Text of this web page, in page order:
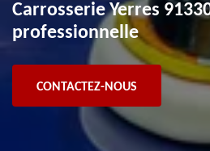
Carrosserie Yerres
professionnelle
CONTACTEZ-NOUS